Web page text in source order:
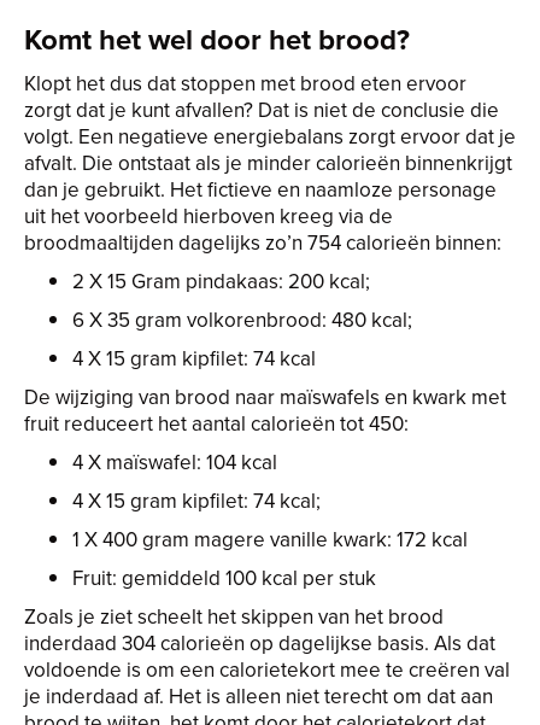
Komt het wel door het brood?
Klopt het dus dat stoppen met brood eten ervoor
zorgt dat je kunt afvallen? Dat is niet de conclusie die
volgt. Een negatieve energiebalans zorgt ervoor dat je
afvalt. Die ontstaat als je minder calorieën binnenkrijgt
dan je gebruikt. Het fictieve en naamloze personage
uit het voorbeeld hierboven kreeg via de
broodmaaltijden dagelijks zo’n 754 calorieën binnen:
2 X 15 Gram pindakaas: 200 kcal;
6 X 35 gram volkorenbrood: 480 kcal;
4 X 15 gram kipfilet: 74 kcal
De wijziging van brood naar maïswafels en kwark met
fruit reduceert het aantal calorieën tot 450:
4 X maïswafel: 104 kcal
4 X 15 gram kipfilet: 74 kcal;
1 X 400 gram magere vanille kwark: 172 kcal
Fruit: gemiddeld 100 kcal per stuk
Zoals je ziet scheelt het skippen van het brood
inderdaad 304 calorieën op dagelijkse basis. Als dat
voldoende is om een calorietekort mee te creëren val
je inderdaad af. Het is alleen niet terecht om dat aan